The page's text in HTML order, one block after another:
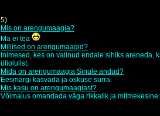
5)
Mis on arengumaagia?
Ma ei tea
Millised on arengumaagid?
Inimesed, kes on valinud endale sihiks
üliolulist.
Mida on arengumaagia Sinule andud?
Eesmärgi kasvada ja oskuse surra.
Mis kasu on arengumaagiast?
Võimalus omandada väga rikkalik ja